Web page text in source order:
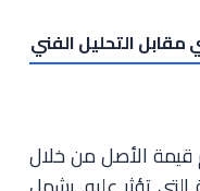
مقابل التحليل الفني
قيمة الأصل من خلال